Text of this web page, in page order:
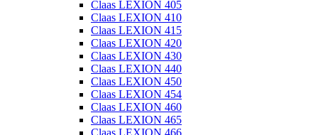
Claas LEXION 405
Claas LEXION 410
Claas LEXION 415
Claas LEXION 420
Claas LEXION 430
Claas LEXION 440
Claas LEXION 450
Claas LEXION 454
Claas LEXION 460
Claas LEXION 465
Claas LEXION 466